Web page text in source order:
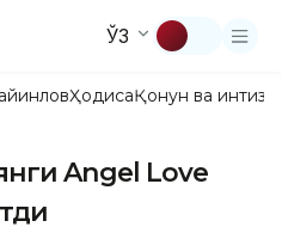
ЎЗ
ҲодисаҚонун ва
Angel Love